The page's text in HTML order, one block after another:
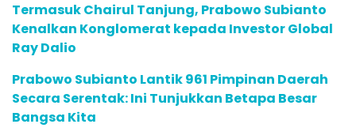
Termasuk Chairul Tanjung, Prabowo Subianto
Kenalkan Konglomerat kepada Investor Global
Ray Dalio
Prabowo Subianto Lantik 961 Pimpinan Daerah
Secara Serentak: Ini Tunjukkan Betapa Besar
Bangsa Kita